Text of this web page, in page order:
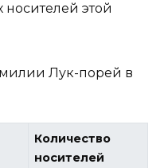
носителей этой
Лук-порей в
Количество
носителей